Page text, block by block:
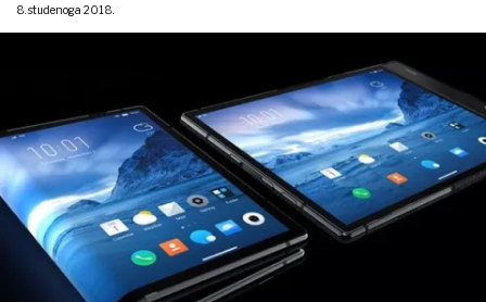
8. studenoga 2018.